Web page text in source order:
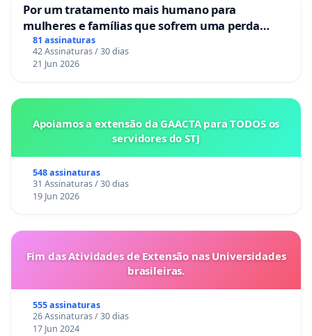
Por um tratamento mais humano para
mulheres e famílias que sofrem uma perda
gestacional nos hospitais portugueses
81 assinaturas
42 Assinaturas / 30 dias
21 Jun 2026
Apoiamos a extensão da GAACTA para TODOS os
servidores do STJ
548 assinaturas
31 Assinaturas / 30 dias
19 Jun 2026
Fim das Atividades de Extensão nas Universidades
brasileiras.
555 assinaturas
26 Assinaturas / 30 dias
17 Jun 2024